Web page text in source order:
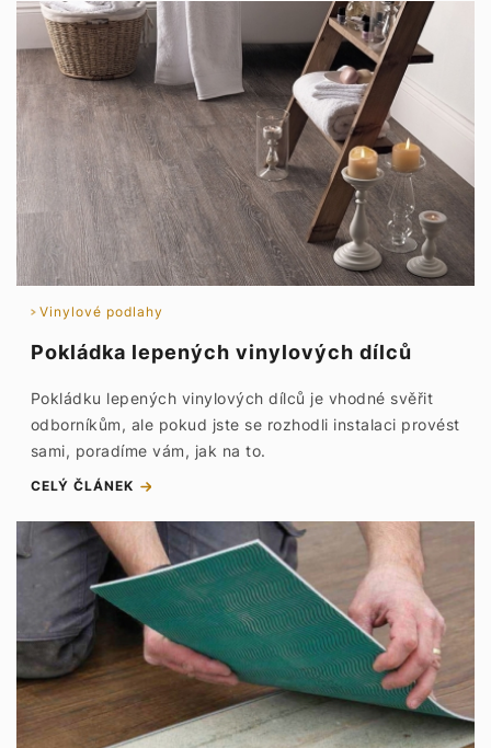
Vinylové podlahy
Pokládka lepených vinylových dílců
Pokládku lepených vinylových dílců je vhodné svěřit
odborníkům, ale pokud jste se rozhodli instalaci provést
sami, poradíme vám, jak na to.
CELÝ ČLÁNEK